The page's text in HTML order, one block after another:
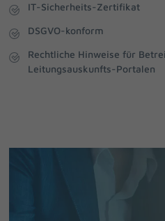
IT-Sicherheits-Zertifikat
DSGVO-konform
Rechtliche Hinweise für
Leitungsauskunfts-Portalen
Marketing (1)
Marketing-Cookies werden von
verwendet, um personalisierte
sie Besucher über Websites hinweg
standardmäßig blockiert. Wenn